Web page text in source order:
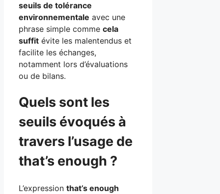
seuils de tolérance
environnementale avec une
phrase simple comme cela
suffit évite les malentendus et
facilite les échanges,
notamment lors d’évaluations
ou de bilans.
Quels sont les
seuils évoqués à
travers l’usage de
that’s enough ?
L’expression that’s enough